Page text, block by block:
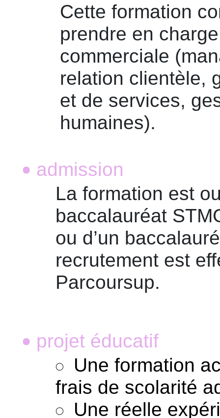
Cette formation
prendre en
commerciale
relation clientèle,
et de services,
humaines).
• admission
La formation est
baccalauréat
ou d’un
recrutement est
Parcoursup.
• projet éducatif
Une formation
frais de scolarité
Une réelle